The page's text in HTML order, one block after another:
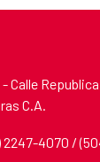
Calle
C.A.
2247-4070 /